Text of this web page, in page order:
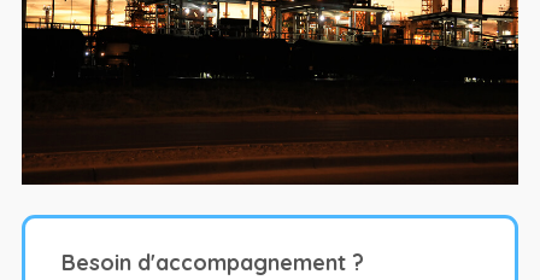
Besoin d'accompagnement ?